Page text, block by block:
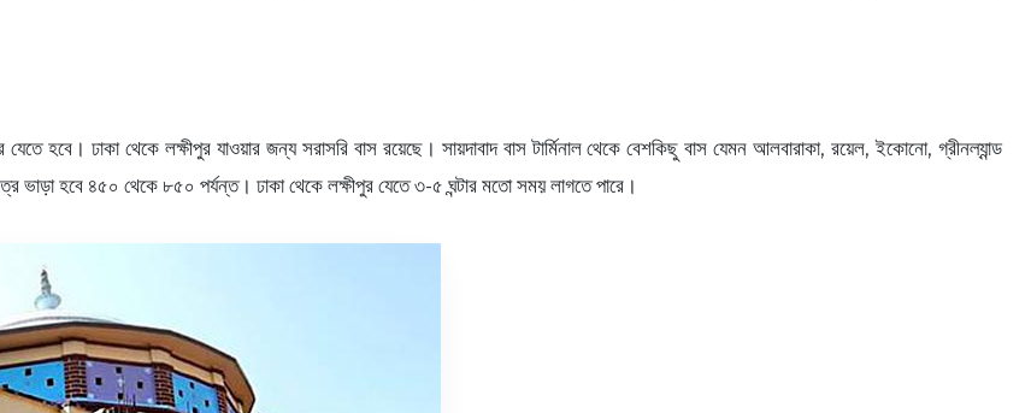
হবে। ঢাকা থেকে লক্ষীপুর যাওয়ার জন্য সরাসরি বাস রয়েছে। সায়দাবাদ বাস টার্মিনাল থেকে বেশকিছু বাস যেমন আলবারাকা, রয়েল, ইকোনো, গ্রীনল্যান্ড
ভাড়া হবে ৪৫০ থেকে ৮৫০ পর্যন্ত। ঢাকা থেকে লক্ষীপুর যেতে ৩-৫ ঘন্টার মতো সময় লাগতে পারে।